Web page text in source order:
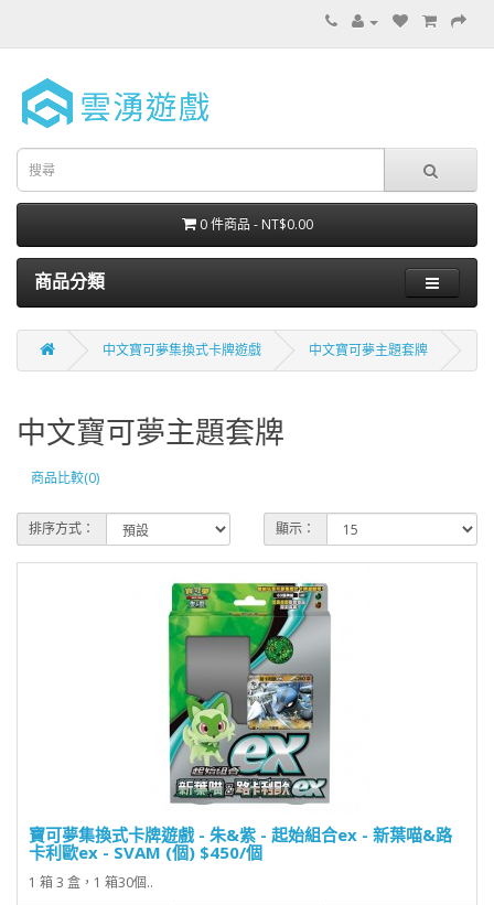
0 件商品 - NT$0.00
商品分類
中文寶可夢集換式卡牌遊戲 中文寶可夢主題套牌
中文寶可夢主題套牌
商品比較(0)
排序方式： 顯示：
寶可夢集換式卡牌遊戲 - 朱&紫 - 起始組合ex - 新葉喵&路
卡利歐ex - SVAM (個) $450/個
1 箱 3 盒，1 箱30個..